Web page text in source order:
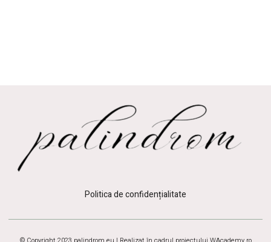
Politica de confidențialitate